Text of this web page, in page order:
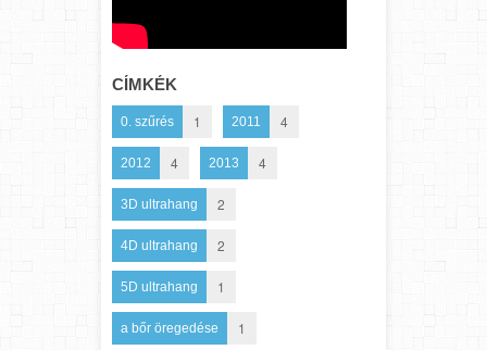
CÍMKÉK
0. szűrés 1 2011 4
2012 4 2013 4
3D ultrahang 2
4D ultrahang 2
5D ultrahang 1
a bőr öregedése 1